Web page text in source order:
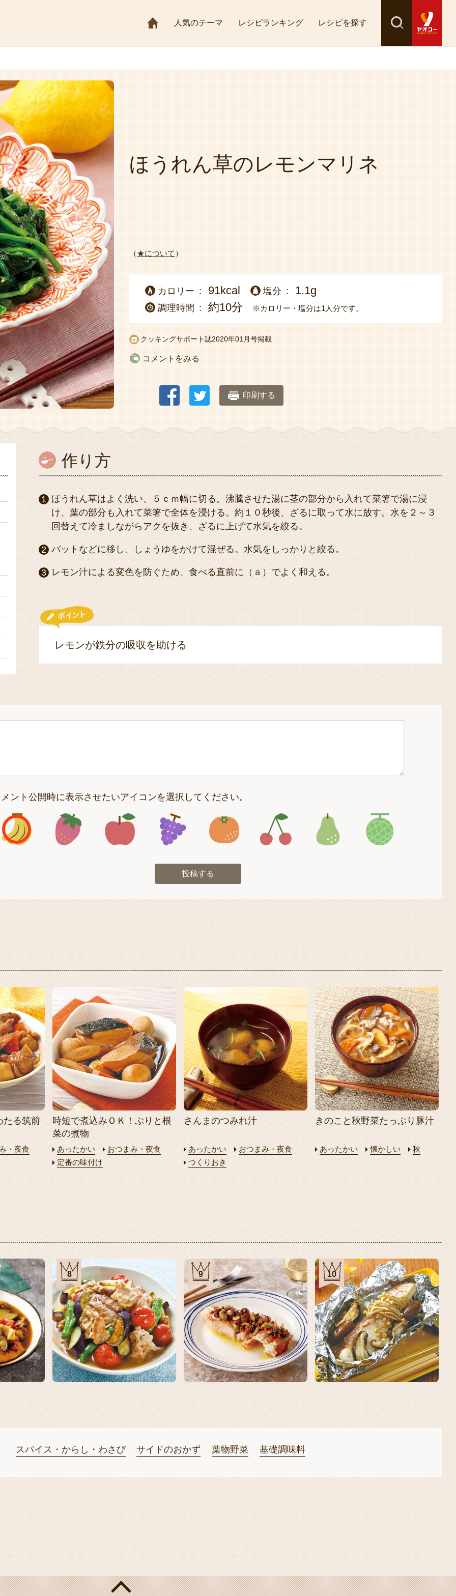
HOME人気のテーマ レシピランキング レシピを探す 検索
探す
ほうれん草のレモンマリネ
（★について ）
カロリー 91kcal 塩分 1.1g
調理時間 約10分 ※カロリー・塩分は1人分です。
クッキングサポート誌2020年01月号掲載
コメントをみる
印刷する
作り方
ほうれん草はよく洗い、５ｃｍ幅に切る。沸騰させた湯に茎の部分から入れて菜箸で湯に浸
け、葉の部分も入れて菜箸で全体を浸ける。約１０秒後、ざるに取って水に放す。水を２～３
回替えて冷ましながらアクを抜き、ざるに上げて水気を絞る。
バットなどに移し、しょうゆをかけて混ぜる。水気をしっかりと絞る。
レモン汁による変色を防ぐため、食べる直前に（ａ）でよく和える。
レモンが鉄分の吸収を助ける
ント公開時に表示させたいアイコンを選択してください。
アイコン1 アイコン2 アイコン3 アイコン4 アイコン5 アイコン6 アイコン7
投稿する
たる筑前
・夜食
時短で煮込みＯＫ！ぶりと根
菜の煮物
あったかい
おつまみ・夜食
定番の味付け
さんまのつみれ汁
あったかい
おつまみ・夜食
つくりおき
きのこと秋野菜たっぷり豚汁
あったかい 懐かしい 秋
8 9 10
スパイス・からし・わさび サイドのおかず 葉物野菜 基礎調味料